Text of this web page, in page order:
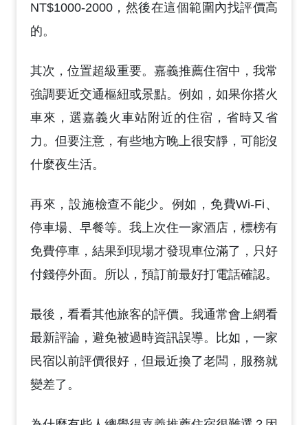
NT$1000-2000，然後在這個範圍內找評價高
的。
其次，位置超級重要。嘉義推薦住宿中，我常
強調要近交通樞紐或景點。例如，如果你搭火
車來，選嘉義火車站附近的住宿，省時又省
力。但要注意，有些地方晚上很安靜，可能沒
什麼夜生活。
再來，設施檢查不能少。例如，免費Wi-Fi、
停車場、早餐等。我上次住一家酒店，標榜有
免費停車，結果到現場才發現車位滿了，只好
付錢停外面。所以，預訂前最好打電話確認。
最後，看看其他旅客的評價。我通常會上網看
最新評論，避免被過時資訊誤導。比如，一家
民宿以前評價很好，但最近換了老闆，服務就
變差了。